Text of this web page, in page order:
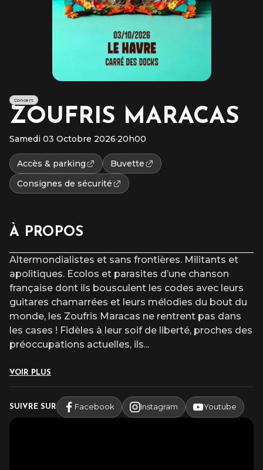
Concert
ZOUFRIS MARACAS
Samedi 03 Octobre 2026·20h00
Accès & parking
Buvette
Consignes de sécurité
À PROPOS
Altermondialistes et sans frontières. Militants et
apolitiques. Ecolos et parasites d’une chanson
française dont ils bousculent les codes avec leurs
guitares chamarrées et leurs mélodies du bout du
monde, les Zoufris Maracas ne rentrent pas dans
les cases ! Fidèles à leur soif de liberté, proches des
préoccupations actuelles, ils...
VOIR PLUS
SUIVRE SUR Facebook Instagram Youtube